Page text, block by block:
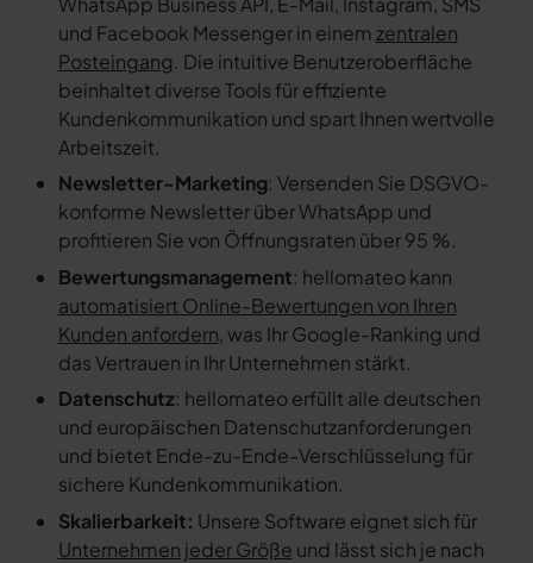
und Facebook Messenger in einem zentralen
Posteingang. Die intuitive Benutzeroberfläche
beinhaltet diverse Tools für effiziente
Kundenkommunikation und spart Ihnen wertvolle
Arbeitszeit.
Newsletter-Marketing: Versenden Sie DSGVO-
konforme Newsletter über WhatsApp und
profitieren Sie von Öffnungsraten über 95 %.
Bewertungsmanagement: hellomateo kann
automatisiert Online-Bewertungen von Ihren
Kunden anfordern, was Ihr Google-Ranking und
das Vertrauen in Ihr Unternehmen stärkt.
Datenschutz: hellomateo erfüllt alle deutschen
und europäischen Datenschutzanforderungen
und bietet Ende-zu-Ende-Verschlüsselung für
sichere Kundenkommunikation.
Skalierbarkeit: Unsere Software eignet sich für
Unternehmen jeder Größe und lässt sich je nach